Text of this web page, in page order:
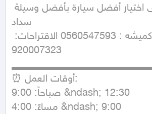
سداد
920007323
⏰ أوقات العمل:
صباحاً: 9:00 &ndash; 12:30
مساءً: 4:00 &ndash; 9:00